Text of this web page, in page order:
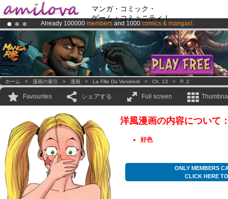
マンガ・コミック・
ゲーム・コミュニティ！
Already 100000 members and 1000 comics & mangas!.
AmilovaKickstarter is now LIVE!.
Premium membership from3.95 euros per month !Get membership
ホーム > 漫画の索引 > 漫画 > La Fille Du Vendredi > Ch. 13 > P. 2
Favourites シェアする Full screen
洋風漫画の内容について
好色
ONLY MEMBERS
CLICK HERE